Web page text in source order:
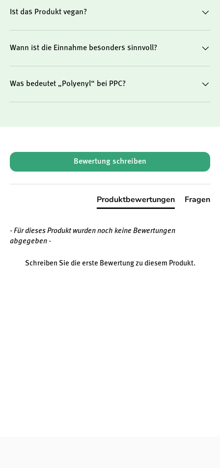
Ist das Produkt vegan?
Wann ist die Einnahme besonders sinnvoll?
Was bedeutet „Polyenyl“ bei PPC?
Bewertung schreiben
Produktbewertungen Fragen
- Für dieses Produkt wurden noch keine Bewertungen
abgegeben -
Schreiben Sie die erste Bewertung zu diesem Produkt.
New content loaded